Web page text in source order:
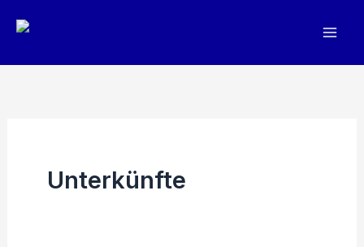
Inhalt
Unterkünfte